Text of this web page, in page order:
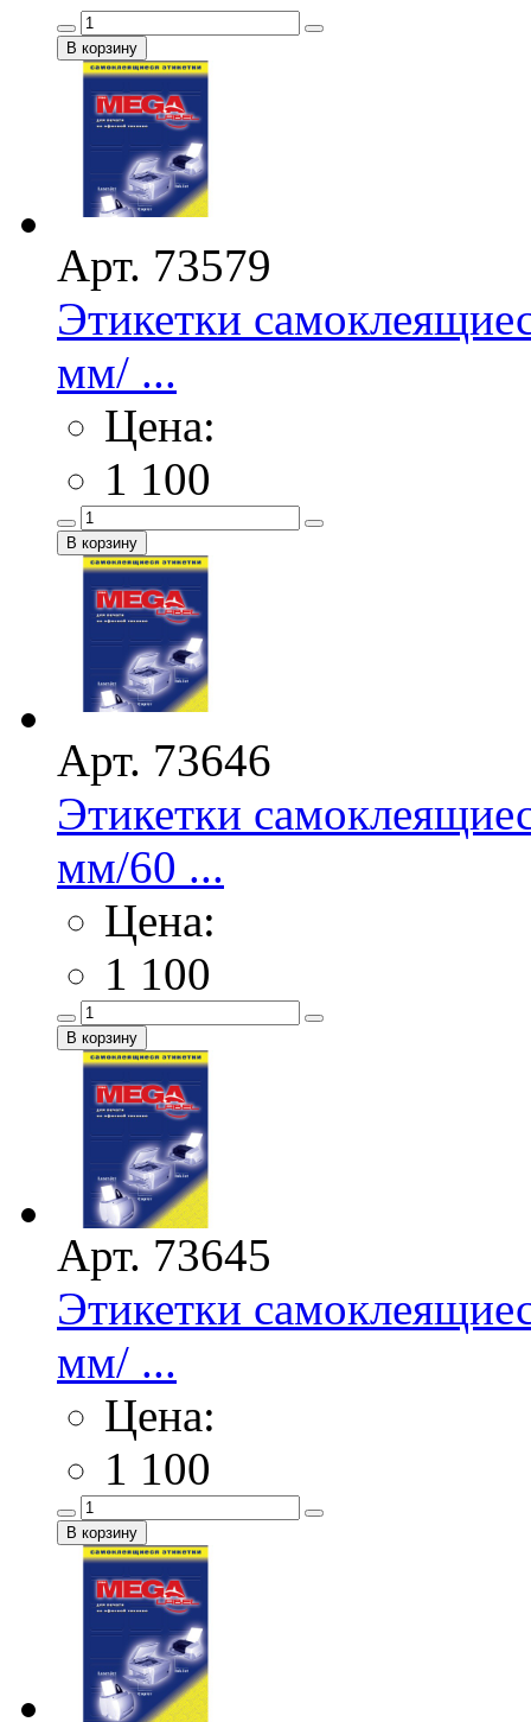
Арт. 73579
Этикетки
мм/ ...
Цена:
1 100
Арт. 73646
Этикетки
мм/60 ...
Цена:
1 100
Арт. 73645
Этикетки
мм/ ...
Цена:
1 100